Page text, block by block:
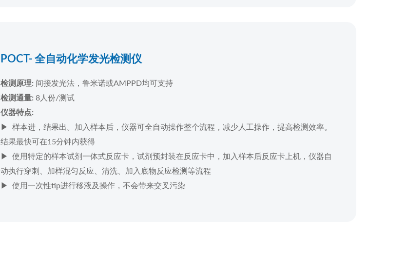
POCT- 全自动化学发光检测仪
检测原理: 间接发光法，鲁米诺或AMPPD均可支持
检测通量: 8人份/测试
仪器特点:
▶ 样本进，结果出。加入样本后，仪器可全自动操作整个流程，减少人工操作，提高检测效率。
结果最快可在15分钟内获得
▶ 使用特定的样本试剂一体式反应卡，试剂预封装在反应卡中，加入样本后反应卡上机，仪器自
动执行穿刺、加样混匀反应、清洗、加入底物反应检测等流程
▶ 使用一次性tip进行移液及操作，不会带来交叉污染